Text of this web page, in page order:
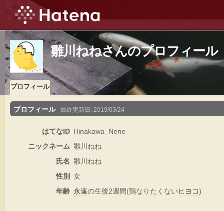
雛川ねねさんのプロフィール
プロフィール
プロフィール 最終更新日: 2019/03/24
はてなID Hinakawa_Nene
ニックネーム 雛川ねね
氏名 雛川ねね
性別
女
年齢 永遠の生後2週間(鶏なりたくないヒヨコ)